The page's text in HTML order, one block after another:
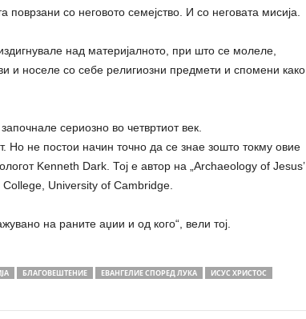
со неговото семејство. И со неговата мисија.
над материјалното, при што се молеле,
и носеле со себе религиозни предмети и спомени како
сериозно во четвртиот век.
Но не постои начин точно да се знае зошто токму овие
Kenneth Dark. Тој е автор на „Archaeology of Jesus’
College, University of Cambridge.
на раните аџии и од кого“, вели тој.
БЛАГОВЕШТЕНИЕ ЕВАНГЕЛИЕ СПОРЕД ЛУКА
ИСУС ХРИСТОС